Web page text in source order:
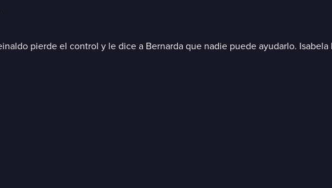
pierde el control y le dice a Bernarda que nadie puede ayudarlo.